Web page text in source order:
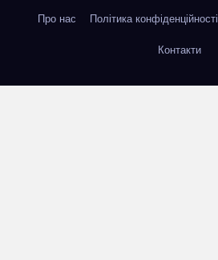
Про нас Політика конфіденційності
Контакти